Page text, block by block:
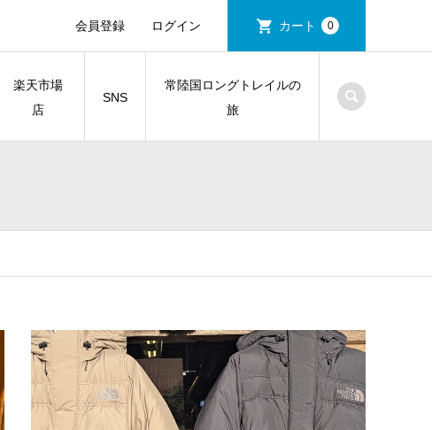
会員登録 ログイン カート 0
楽天市場
店
SNS
常陸国ロングトレイルの
旅